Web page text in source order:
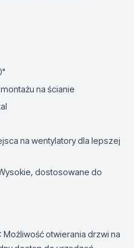
na ścianie
na wentylatory dla lepszej
dostosowane do
: Możliwość otwierania drzwi na